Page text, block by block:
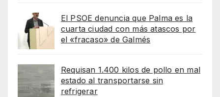
El PSOE denuncia que Palma es la
cuarta ciudad con más atascos por
el «fracaso» de Galmés
Requisan 1.400 kilos de pollo en mal
estado al transportarse sin
refrigerar